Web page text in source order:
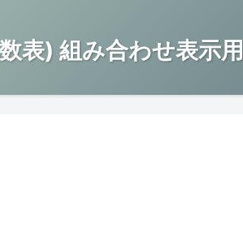
表) 組み合わせ表示